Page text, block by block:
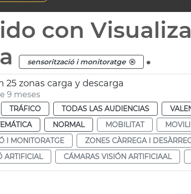
con
sensorització i monitoratge .
25 zonas carga y descarga
9 meses
TRÁFICO TODAS LAS AUDIENCIAS
NORMAL MOBILITAT
I MONITORATGE
ZONES CÀRREGA I
ARTIFICIAL
CÁMARAS VISIÓN ARTIFICIAAL